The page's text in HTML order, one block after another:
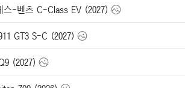
스-벤츠 C-Class EV (2027)
GT3 S-C (2027)
(2027)